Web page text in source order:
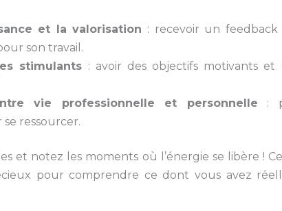
et la valorisation : recevoir un
son travail.
stimulants : avoir des objectifs motivants et
vie professionnelle et personnelle :
ressourcer.
et notez les moments où l’énergie se libère !
pour comprendre ce dont vous avez